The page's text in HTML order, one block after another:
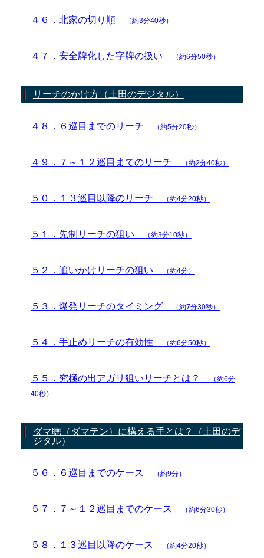
４６．北家の切り順 （約3分40秒）
４７．安全牌化した字牌の扱い （約6分50秒）
リーチのかけ方（土田のデジタル）
４８．６巡目までのリーチ （約5分20秒）
４９．７～１２巡目までのリーチ （約2分40秒）
５０．１３巡目以降のリーチ （約4分20秒）
５１．先制リーチの狙い （約3分10秒）
５２．追いかけリーチの狙い （約4分）
５３．爆発リーチのタイミング （約7分30秒）
５４．手止めリーチの有効性 （約6分50秒）
５５．究極の出アガリ狙いリーチとは？
（約6分
40秒）
ダマ聴（ダマテン）に構える手とは？（土田のデ
ジタル）
５６．６巡目までのケース （約9分）
５７．７～１２巡目までのケース （約6分30秒）
５８．１３巡目以降のケース （約4分20秒）